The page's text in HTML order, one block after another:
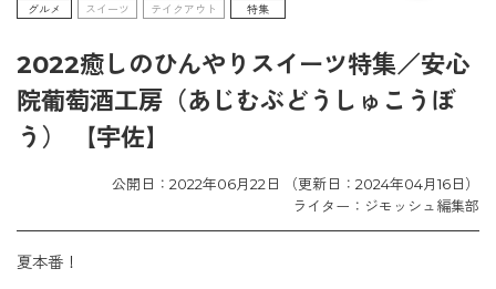
グルメ スイーツ テイクアウト 特集
2022癒しのひんやりスイーツ特集／安心
院葡萄酒工房（あじむぶどうしゅこうぼ
う） 【宇佐】
公開日：2022年06月22日 （更新日：2024年04月16日）
ライター：ジモッシュ編集部
夏本番！